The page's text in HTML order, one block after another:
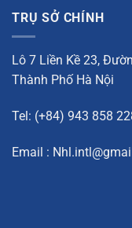
TRỤ SỞ CHÍNH
Lô 7 Liền Kề 23,
Thành Phố Hà Nội
Tel: (+84) 943 858
Email :